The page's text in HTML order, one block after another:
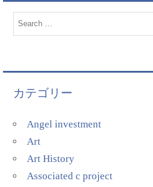
カテゴリー
Angel investment
Art
Art History
Associated c project